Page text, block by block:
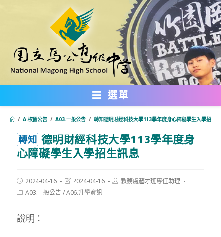
內
選單
/ A.校園公告 / A03.一般公告 / 轉知德明財經科技大學113學年度身心障礙學生入學招生
轉知 德明財經科技大學113學年度身
心障礙學生入學招生訊息
Post
published:
2024-04-16
Post
modified:
2024-04-16
Post教務處藝才班專任助理
PostA03.一般公告/A06.升學資訊
說明：